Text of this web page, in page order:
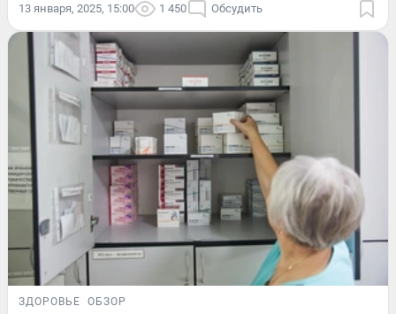
13 января, 2025, 15:00 1 450 Обсудить
ЗДОРОВЬЕ ОБЗОР